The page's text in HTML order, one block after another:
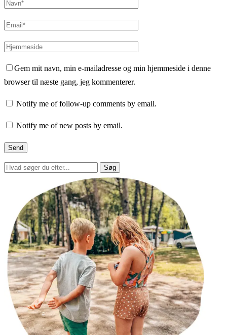
Gem mit navn, min e-mailadresse og min hjemmeside i denne
browser til næste gang, jeg kommenterer.
Notify me of follow-up comments by email.
Notify me of new posts by email.